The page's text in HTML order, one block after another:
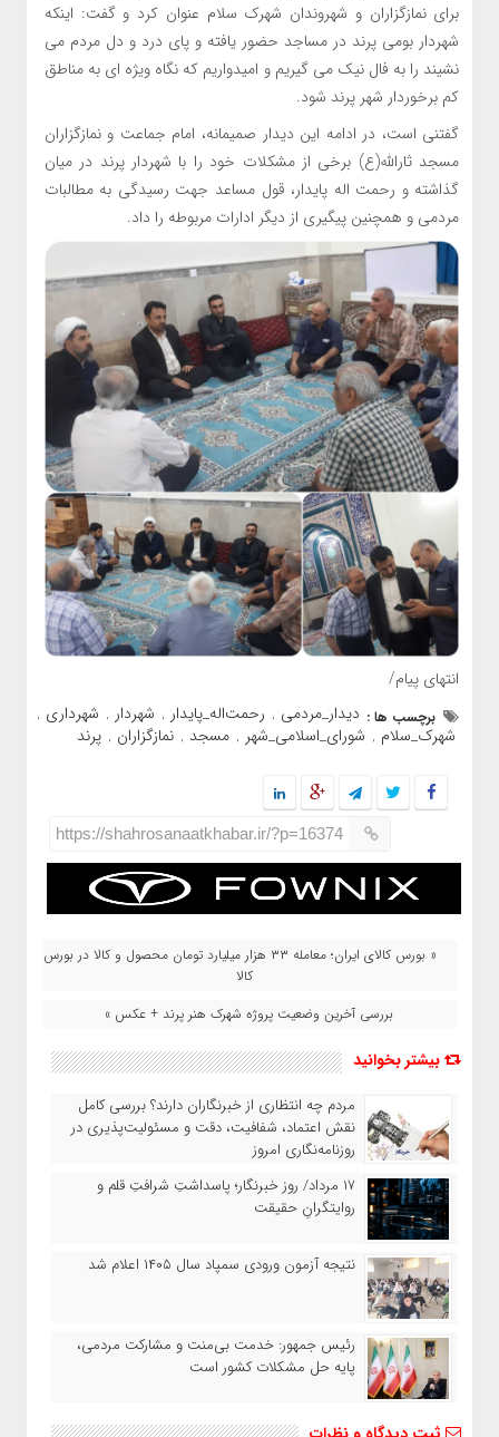
برای نمازگزاران و شهروندان شهرک سلام عنوان کرد و گفت: اینکه
شهردار بومی پرند در مساجد حضور یافته و پای درد و دل مردم می
نشیند را به فال نیک می گیریم و امیدواریم که نگاه ویژه ای به مناطق
کم برخوردار شهر پرند شود.
گفتنی است، در ادامه این دیدار صمیمانه، امام جماعت و نمازگزاران
مسجد ثارالله(ع) برخی از مشکلات خود را با شهردار پرند در میان
گذاشته و رحمت اله پایدار، قول مساعد جهت رسیدگی به مطالبات
مردمی و همچنین پیگیری از دیگر ادارات مربوطه را داد.
انتهای پیام/
برچسب ها : دیدار_مردمی , رحمت‌اله_پایدار , شهردار , شهرداری ,
شهرک_سلام , شورای_اسلامی_شهر , مسجد , نمازگزاران , پرند
https://shahrosanaatkhabar.ir/?p=16374
« بورس کالای ایران؛ معامله ۳۳ هزار میلیارد تومان محصول و کالا در بورس
کالا
بررسی آخرین وضعیت پروژه شهرک هنر پرند + عکس »
بیشتر بخوانید
مردم چه انتظاری از خبرنگاران دارند؟ بررسی کامل
نقش اعتماد، شفافیت، دقت و مسئولیت‌پذیری در
روزنامه‌نگاری امروز
۱۷ مرداد/ روز خبرنگار؛ پاسداشتِ شرافتِ قلم و
روایتگرانِ حقیقت
نتیجه آزمون ورودی سمپاد سال ۱۴۰۵ اعلام شد
رئیس جمهور: خدمت بی‌منت و مشارکت مردمی،
پایه حل مشکلات کشور است